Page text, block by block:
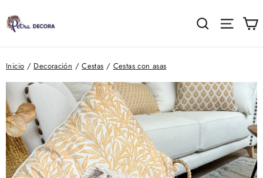
directamente
contenido
Buscar
Inicio / Decoración / Cestas / Cestas con asas